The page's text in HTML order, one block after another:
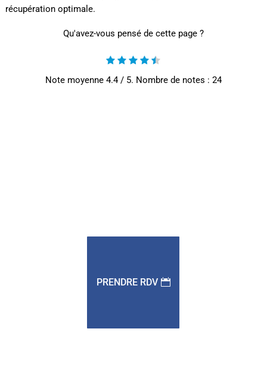
récupération optimale.
Qu'avez-vous pensé de cette page ?
Note moyenne 4.4/ 5. Nombre de notes : 24
PRENDRE RDV